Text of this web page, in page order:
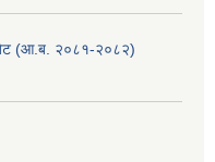
(आ.ब. २०८१-२०८२)